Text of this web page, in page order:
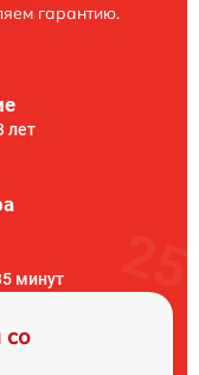
гарантию.
лет
минут
со